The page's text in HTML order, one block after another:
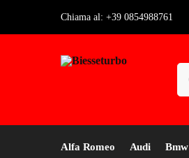
Chiama al: +39 0854988761
Alfa Romeo Audi Bmw